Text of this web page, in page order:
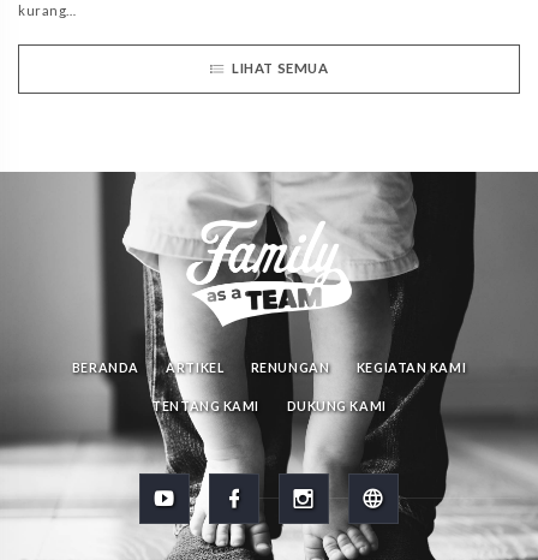
kurang…
LIHAT SEMUA
BERANDA ARTIKEL RENUNGAN KEGIATAN KAMI
TENTANG KAMI DUKUNG KAMI